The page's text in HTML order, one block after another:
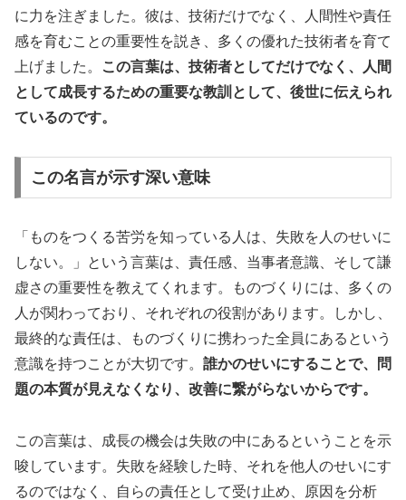
に力を注ぎました。彼は、技術だけでなく、人間性や責任
感を育むことの重要性を説き、多くの優れた技術者を育て
上げました。
この言葉は、技術者としてだけでなく、人間
として成長するための重要な教訓として、後世に伝えられ
ているのです。
この名言が示す深い意味
「ものをつくる苦労を知っている人は、失敗を人のせいに
しない。」という言葉は、責任感、当事者意識、そして謙
虚さの重要性を教えてくれます。ものづくりには、多くの
人が関わっており、それぞれの役割があります。しかし、
最終的な責任は、ものづくりに携わった全員にあるという
意識を持つことが大切です。 誰かのせいにすることで、問
題の本質が見えなくなり、改善に繋がらないからです。
この言葉は、成長の機会は失敗の中にあるということを示
唆しています。失敗を経験した時、それを他人のせいにす
るのではなく、自らの責任として受け止め、原因を分析